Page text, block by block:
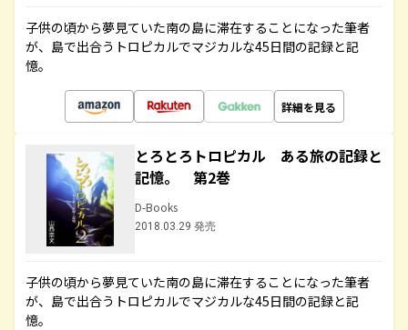
子供の頃から夢見ていた南の島に滞在することになった筆者
が、島で出合うトロピカルでマジカルな45日間の記録と記
憶。
詳細を見る
とろとろトロピカル ある旅の記録と
記憶。 第2巻
D-Books
2018.03.29 発売
子供の頃から夢見ていた南の島に滞在することになった筆者
が、島で出合うトロピカルでマジカルな45日間の記録と記
憶。